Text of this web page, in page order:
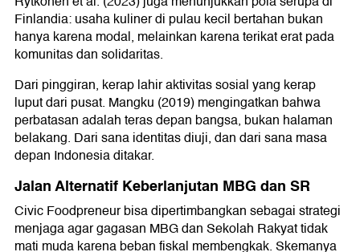
Finlandia: usaha kuliner di pulau kecil bertahan bukan
hanya karena modal, melainkan karena terikat erat pada
komunitas dan solidaritas.
Dari pinggiran, kerap lahir aktivitas sosial yang kerap
luput dari pusat. Mangku (2019) mengingatkan bahwa
perbatasan adalah teras depan bangsa, bukan halaman
belakang. Dari sana identitas diuji, dan dari sana masa
depan Indonesia ditakar.
Jalan Alternatif Keberlanjutan MBG dan SR
Civic Foodpreneur bisa dipertimbangkan sebagai strategi
menjaga agar gagasan MBG dan Sekolah Rakyat tidak
mati muda karena beban fiskal membengkak. Skemanya